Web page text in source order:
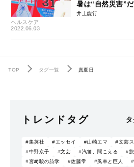
ヘルスケア
2022.06.03
暑は“自然災害”だ
井上能行
TOP タグ一覧 真夏日
トレンドタグ
#集英社 #エッセイ #山崎エマ #文芸
#中野京子
#文芸 #汽笛、聞こえる
#
#宮﨑駿の詩学
#佐藤雫 #風車と巨人